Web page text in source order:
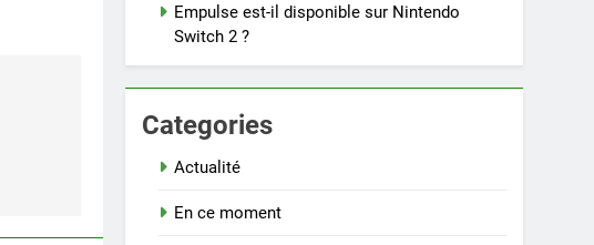
Empulse est-il disponible sur Nintendo
Switch 2 ?
Categories
Actualité
En ce moment